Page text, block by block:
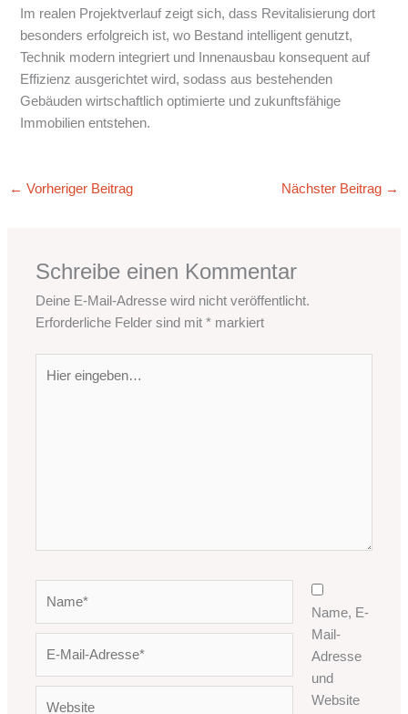
Im realen Projektverlauf zeigt sich, dass Revitalisierung dort
besonders erfolgreich ist, wo Bestand intelligent genutzt,
Technik modern integriert und Innenausbau konsequent auf
Effizienz ausgerichtet wird, sodass aus bestehenden
Gebäuden wirtschaftlich optimierte und zukunftsfähige
Immobilien entstehen.
← Vorheriger Beitrag Nächster Beitrag →
Schreibe einen Kommentar
Deine E-Mail-Adresse wird nicht veröffentlicht.
Erforderliche Felder sind mit* markiert
eingeben…
Adresse*
Name, E-
Mail-
Adresse
und
Website